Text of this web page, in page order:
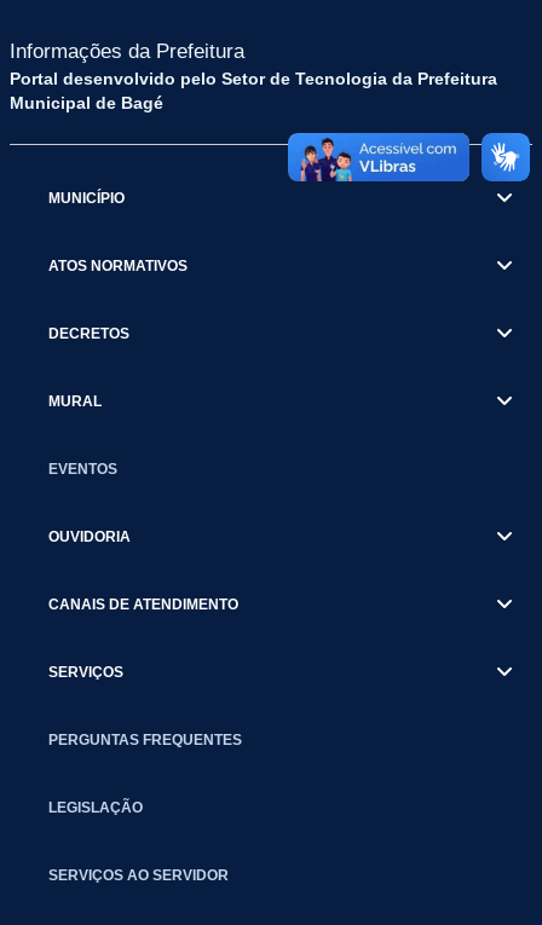
Informações da Prefeitura
Portal desenvolvido pelo Setor de Tecnologia da Prefeitura
Municipal de Bagé
MUNICÍPIO
ATOS NORMATIVOS
DECRETOS
MURAL
EVENTOS
OUVIDORIA
CANAIS DE ATENDIMENTO
SERVIÇOS
PERGUNTAS FREQUENTES
LEGISLAÇÃO
SERVIÇOS AO SERVIDOR